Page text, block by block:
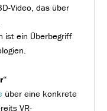
Video, das über
ist ein Überbegriff
über eine konkrete
VR-